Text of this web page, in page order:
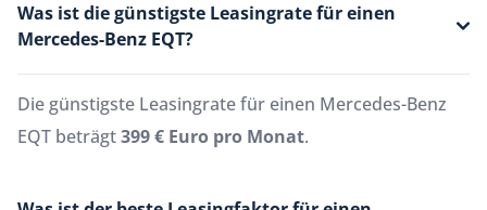
Was ist die günstigste Leasingrate für einen
Mercedes-Benz EQT?
Die günstigste Leasingrate für einen Mercedes-Benz
EQT beträgt399 € Euro pro Monat.